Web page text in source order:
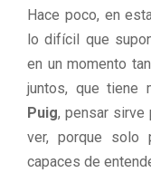
Hace poco, en
lo difícil que
en un momento
juntos, que tiene
Puig, pensar sirve
ver, porque solo
capaces de